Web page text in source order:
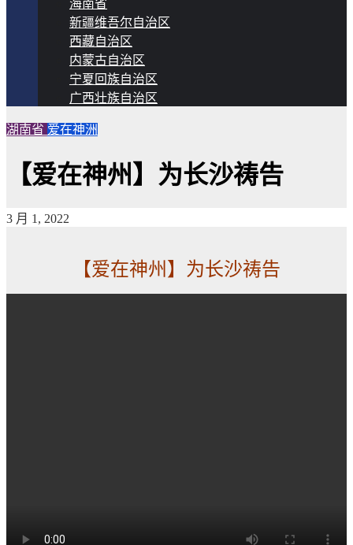
海南省
新疆维吾尔自治区
西藏自治区
内蒙古自治区
宁夏回族自治区
广西壮族自治区
湖南省 爱在神洲
【爱在神州】为长沙祷告
3 月 1, 2022
【爱在神州】为长沙祷告